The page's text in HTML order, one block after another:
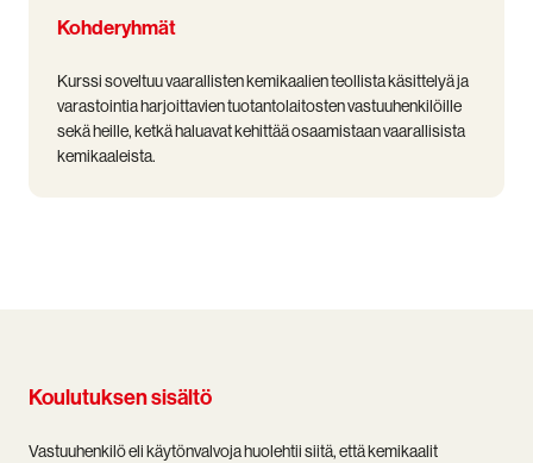
Kohderyhmät
Kurssi soveltuu vaarallisten kemikaalien teollista käsittelyä ja
varastointia harjoittavien tuotantolaitosten vastuuhenkilöille
sekä heille, ketkä haluavat kehittää osaamistaan vaarallisista
kemikaaleista.
Koulutuksen sisältö
Vastuuhenkilö eli käytönvalvoja huolehtii siitä, että kemikaalit